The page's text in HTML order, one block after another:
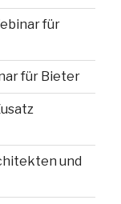
für
für Bieter
und